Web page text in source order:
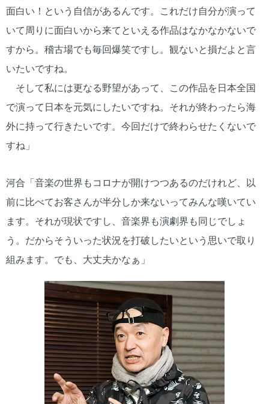
面白い！という自信があるんです。これだけ自分が演って
いて周りに面白いから来てといえる作品はなかなかないで
すから。稽古場でも毎回爆笑ですし。観ないと損だよと言
いたいですね。
そして私には更なる野望があって、この作品を日本全国
で演って日本を元気にしたいですね。それが終わったら海
外に持って行きたいです。今回だけで終わらせたくないで
すね」
河合「音楽の世界もコロナが開けつつあるのだけれど、以
前に比べてお客さんが半分しか来ないってみんな嘆いてい
ます。それが現状ですし、音楽界も演劇界も同じでしょ
う。だからそういった状況を打破したいという思いで取り
組みます。でも、大丈夫かなぁ」